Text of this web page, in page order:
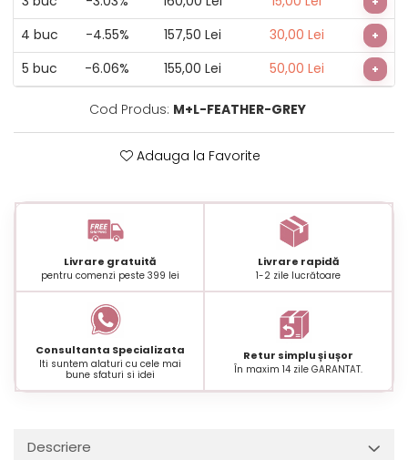
4 buc -4.55% 157,50 Lei 30,00 Lei +
5 buc -6.06% 155,00 Lei 50,00 Lei +
Cod Produs: M+L-FEATHER-GREY
Adauga la Favorite
Livrare gratuită
pentru comenzi peste 399 lei
Livrare rapidă
1-2 zile lucrătoare
Consultanta Specializata
Iti suntem alaturi cu cele mai
bune sfaturi si idei
Retur simplu și ușor
În maxim 14 zile GARANTAT.
Descriere